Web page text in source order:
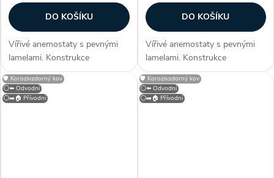
DO KOŠÍKU
Vířivé anemostaty s pevnými
lamelami. Konstrukce
Anemostaty jsou vyrobeny z
ocelového plechu opatřeného
bílou vypalovací barvou (RAL
DO KOŠÍKU
Vířivé anemostaty s pevnými
lamelami. Konstrukce
Anemostaty jsou vyrobeny z
ocelového plechu opatřeného
bílou vypalovací barvou (RAL
⚪⬅️ Odvodní
⚪➡️🏠 Přívodní
🛡️ Korozivzdorný kov
⚪⬅️ Odvodní
⚪➡️🏠 Přívodní
🛡️ Korozivzdorný kov